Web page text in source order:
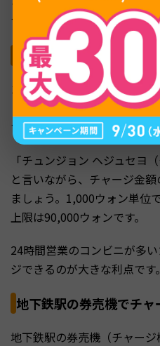
すが、いくつか知っておきた
コンビニのレジでチャ
コンビニでのチャージは最も
ドを渡し、チャージしたい
す。
「チュンジョン ヘジュセヨ
と言いながら、チャージ金
ましょう。1,000ウォン単位
上限は90,000ウォンです。
24時間営業のコンビニが多
ジできるのが大きな利点です。
地下鉄駅の券売機でチ
地下鉄駅の券売機（チャー